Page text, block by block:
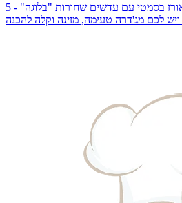
מג'דרה טבעונית ללא גלוטן מאורז בסמטי עם עדשים שחורות "בלוגה" - 5
לכם מג'דרה טעימה, מזינה וקלה להכנה